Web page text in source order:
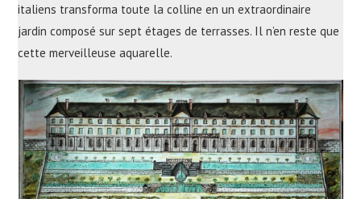
italiens transforma toute la colline en un extraordinaire
jardin composé sur sept étages de terrasses. Il n’en reste que
cette merveilleuse aquarelle.